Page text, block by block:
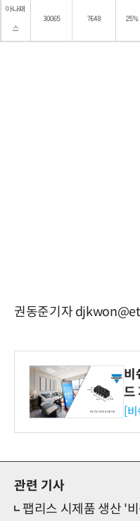
권동준기자
비
드
리
[
관련 기사
팹리스 시제품 생산 '비상